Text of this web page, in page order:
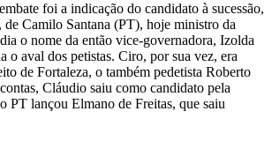
foi a indicação do candidato à sucessão,
de Camilo Santana (PT), hoje ministro da
o nome da então vice-governadora, Izolda
o aval dos petistas. Ciro, por sua vez, era
de Fortaleza, o também pedetista Roberto
Cláudio saiu como candidato pela
PT lançou Elmano de Freitas, que saiu